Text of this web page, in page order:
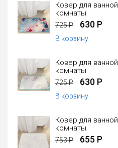
Ковер для ванной
комнаты
725 Р 630 Р
В корзину
Ковер для ванной
комнаты
725 Р 630 Р
В корзину
Ковер для ванной
комнаты
753 Р 655 Р